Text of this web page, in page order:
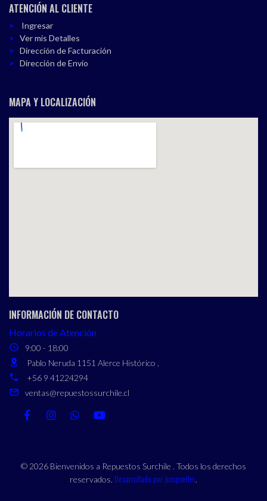
ATENCIÓN AL CLIENTE
Ingresar
Ver mis Detalles
Dirección de Facturación
Dirección de Envío
MAPA Y LOCALIZACIÓN
INFORMACIÓN DE CONTACTO
Horarios de Atención
9:00 - 18:00
Pablo Neruda 1151 Alerce Histórico ,
+56 9 41224294
ventas@repuestossurchile.cl
© 2026 Bienvenidos a Repuestos Surchile . Todos los derechos
reservados. Desarrollado por Jumpseller.